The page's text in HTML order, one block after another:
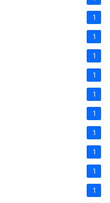
1
1
1
1
1
1
1
1
1
1